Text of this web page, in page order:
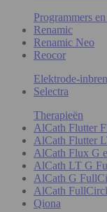
Programmers
Renamic
Renamic Neo
Reocor
Elektrode-
Selectra
Therapieën
AlCath Flutter
AlCath Flutter
AlCath Flux G
AlCath LT G
AlCath G
AlCath
Qiona